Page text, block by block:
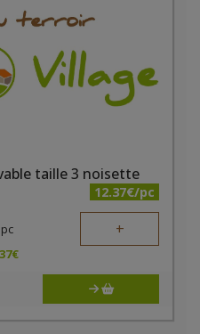
taille 3 noisette
12.37€/pc
pc +
€